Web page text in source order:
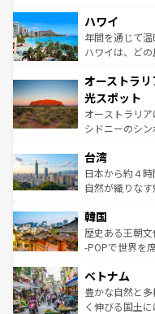
着のスイス情報は
のような巨大都
ンメントが詰
西部には大自
部のニューオー
文化が魅力。旅
しみながら、そ
るだろう。車で
情報は
ハワイ
年間を通じて
ハワイは、ど
ワイ島は見逃
島だが、静かな
おすすめ。エメ
文化や歴史が
人々、おいしい
ク、伝統的な
っている。訪れ
はコンテンツ一覧
オーストラ
光スポット
オーストラリ
シドニーのシ
リアリーフや大
ク）、タスマ
ど、見どころ
いる。アクティ
ビング、ハイ
い。オースト
参照してほしい。
台湾
日本から約４
自然が織りな
ン）、静ひつな
と山間の静け
驚きをもたら
容にもいいと評
が
照してほしい。
韓国
歴史ある王朝
-POPで世界を
き、地方に足を
できる。そし
まで、さまざ
ベトナム
豊かな自然と
く伸びる国土